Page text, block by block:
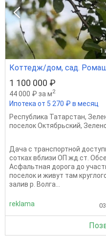
1
Коттедж/дом, сад.
1 100 000 ₽
44 000 ₽ за м2
Ипотека от 5 270 ₽ в месяц
Республика Татарстан,
поселок Октябрьский,
Дача с транспортной
сотках вблизи ОП жд.ст.
Асфальтная дорога до
поселок и живут там
залив р. Волга...
reklama